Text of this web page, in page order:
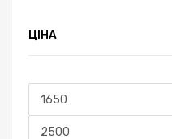
ЦІНА
Мінімальна